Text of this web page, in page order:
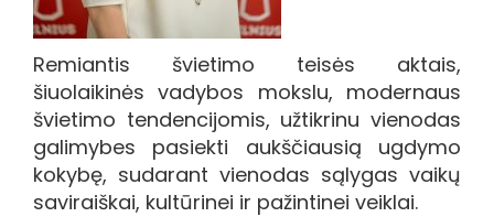
Remiantis švietimo teisės aktais,
šiuolaikinės vadybos mokslu, modernaus
švietimo tendencijomis, užtikrinu vienodas
galimybes pasiekti aukščiausią ugdymo
kokybę, sudarant vienodas sąlygas vaikų
saviraiškai, kultūrinei ir pažintinei veiklai.